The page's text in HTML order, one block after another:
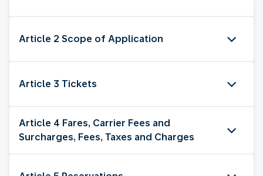
Article 2 Scope of Application
Article 3 Tickets
Article 4 Fares, Carrier Fees and
Surcharges, Fees, Taxes and Charges